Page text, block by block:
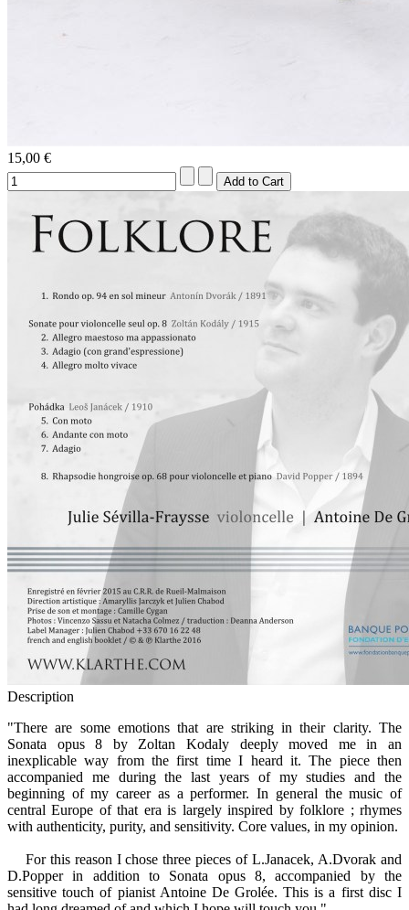
15,00 €
Description
"There are some emotions that are striking in their clarity. The
Sonata opus 8 by Zoltan Kodaly deeply moved me in an
inexplicable way from the first time I heard it. The piece then
accompanied me during the last years of my studies and the
beginning of my career as a performer. In general the music of
central Europe of that era is largely inspired by folklore ; rhymes
with authenticity, purity, and sensitivity. Core values, in my opinion.
For this reason I chose three pieces of L.Janacek, A.Dvorak and
D.Popper in addition to Sonata opus 8, accompanied by the
sensitive touch of pianist Antoine De Grolée. This is a first disc I